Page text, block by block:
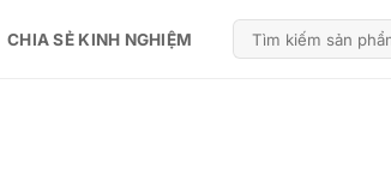
CHIA SẺ KINH NGHIỆM
kiếm: